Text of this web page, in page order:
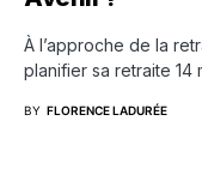
À l’approche de la
planifier sa retraite 14
BY FLORENCE LADURÉE